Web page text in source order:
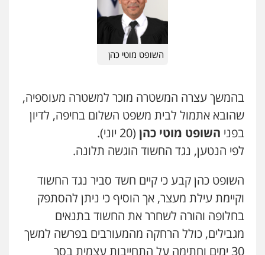
עו"ד משה פלמור
פלילי כלכלי צווארון לבן
0549732303
פלילי בטחוני צבאי נזיקין
0547780927
עו"ד אסף גונן
פלילי פשע חמור תעבורה צבא
0542255161
גל דהן – משרד עורך דין פלילי
וחקירות
0544723840
השופט מוטי כהן
בהמשך עצרה המשטרה מוכר למשטרה מעוספיה,
שהובא אתמול לבית משפט השלום בחיפה, לדיון
בפני השופט מוטי כהן (20 יוני).
לפי הנטען, נגד החשוד הוגשה תלונה.
השופט כהן קבע כי קיים חשד סביר נגד החשוד
וקיימת עילת מעצר, אך הוסיף כי ניתן להסתפק
בחלופה והורה לשחרר את החשוד בתנאים
מגבילים, כולל הרחקה מהמעורבים בפרשה למשך
30 ימים וחתימה על התחייבות עצמית בסך
0507003001
ויקי שמואל – משרד עו"ד
משפט פלילי
קורל קרוז – עורך דין פלילי
משפט פלילי
0545437431
עו"ד עלי סעדי
פשיעה חמורה ליווי וייצוג בחקירות
ומעצרים
0508824984
עו"ד שגיא אקו